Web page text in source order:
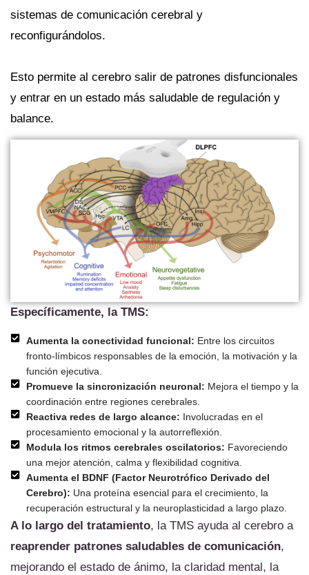
sistemas de comunicación cerebral y
reconfigurándolos.
Esto permite al cerebro salir de patrones disfuncionales
y entrar en un estado más saludable de regulación y
balance.
Específicamente, la TMS:
Aumenta la conectividad funcional: Entre los circuitos
fronto-límbicos responsables de la emoción, la motivación y la
función ejecutiva.
Promueve la sincronización neuronal: Mejora el tiempo y la
coordinación entre regiones cerebrales.
Reactiva redes de largo alcance: Involucradas en el
procesamiento emocional y la autorreflexión.
Modula los ritmos cerebrales oscilatorios: Favoreciendo
una mejor atención, calma y flexibilidad cognitiva.
Aumenta el BDNF (Factor Neurotrófico Derivado del
Cerebro): Una proteína esencial para el crecimiento, la
recuperación estructural y la neuroplasticidad a largo plazo.
A lo largo del tratamiento, la TMS ayuda al cerebro a
reaprender patrones saludables de comunicación,
mejorando el estado de ánimo, la claridad mental, la